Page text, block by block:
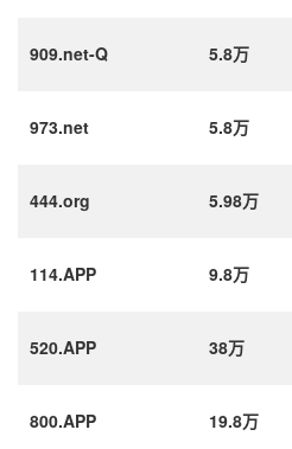
909.net-Q 5.8万
973.net 5.8万
444.org 5.98万
114.APP 9.8万
520.APP 38万
800.APP 19.8万